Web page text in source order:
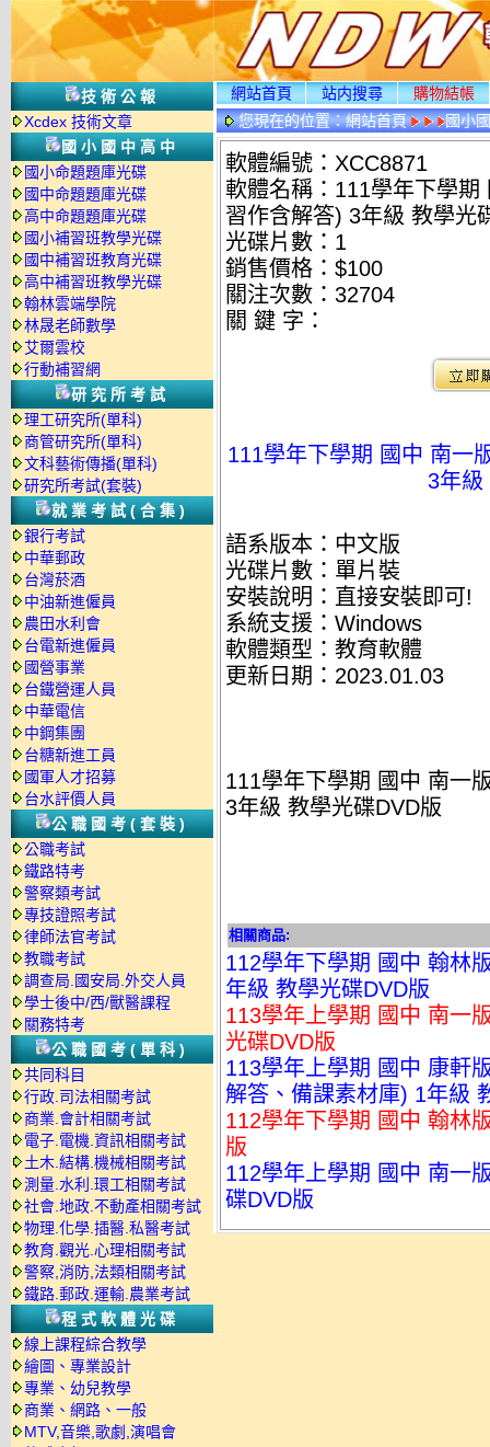
技術公報
Xcdex 技術文章
國小國中高中
國小命題題庫光碟
國中命題題庫光碟
高中命題題庫光碟
國小補習班教學光碟
國中補習班教育光碟
高中補習班教學光碟
翰林雲端學院
林晟老師數學
艾爾雲校
行動補習網
研究所考試
理工研究所(單科)
商管研究所(單科)
文科藝術傳播(單科)
研究所考試(套裝)
就業考試(合集)
銀行考試
中華郵政
台灣菸酒
中油新進僱員
農田水利會
台電新進僱員
國營事業
台鐵營運人員
中華電信
中鋼集團
台糖新進工員
國軍人才招募
台水評價人員
公職國考(套裝)
公職考試
鐵路特考
警察類考試
專技證照考試
律師法官考試
教職考試
調查局.國安局.外交人員
學士後中/西/獸醫課程
關務特考
公職國考(單科)
共同科目
行政.司法相關考試
商業.會計相關考試
電子.電機.資訊相關考試
土木.結構.機械相關考試
測量.水利.環工相關考試
社會.地政.不動產相關考試
物理.化學.插醫.私醫考試
教育.觀光.心理相關考試
警察,消防,法類相關考試
鐵路.郵政.運輸.農業考試
程式軟體光碟
線上課程綜合教學
繪圖、專業設計
專業、幼兒教學
商業、網路、一般
MTV,音樂,歌劇,演唱會
網站首頁 站内搜尋
購物結帳
您現在的位置：網站首頁 國小
軟體編號：XCC8871
軟體名稱：111學年下學
習作含解答) 3年級 教學光
光碟片數：1
銷售價格：$100
關注次數： 32704
關 鍵 字：
111學年下學期 國中 南一
3年級
語系版本：中文版
光碟片數：單片裝
安裝說明：直接安裝即可!
系統支援：Windows
軟體類型：教育軟體
更新日期：2023.01.03
111學年下學期 國中 南一
3年級 教學光碟DVD版
相關商品:
112學年下學期 國中 翰林
年級 教學光碟DVD版
113學年上學期 國中 南一
光碟DVD版
113學年上學期 國中 康軒
解答、備課素材庫) 1年級
112學年下學期 國中 翰林
版
112學年上學期 國中 南一
碟DVD版